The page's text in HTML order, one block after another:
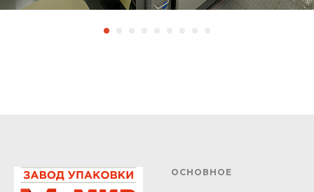
ОСНОВНОЕ